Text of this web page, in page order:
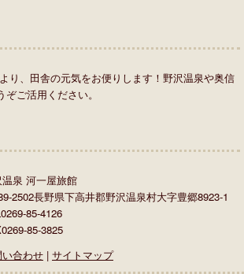
り、田舎の元気をお便りします！野沢温泉や奥信
ご活用ください。
泉 河一屋旅館
2502長野県下高井郡野沢温泉村大字豊郷8923-1
85-4126
85-3825
い合わせ | サイトマップ